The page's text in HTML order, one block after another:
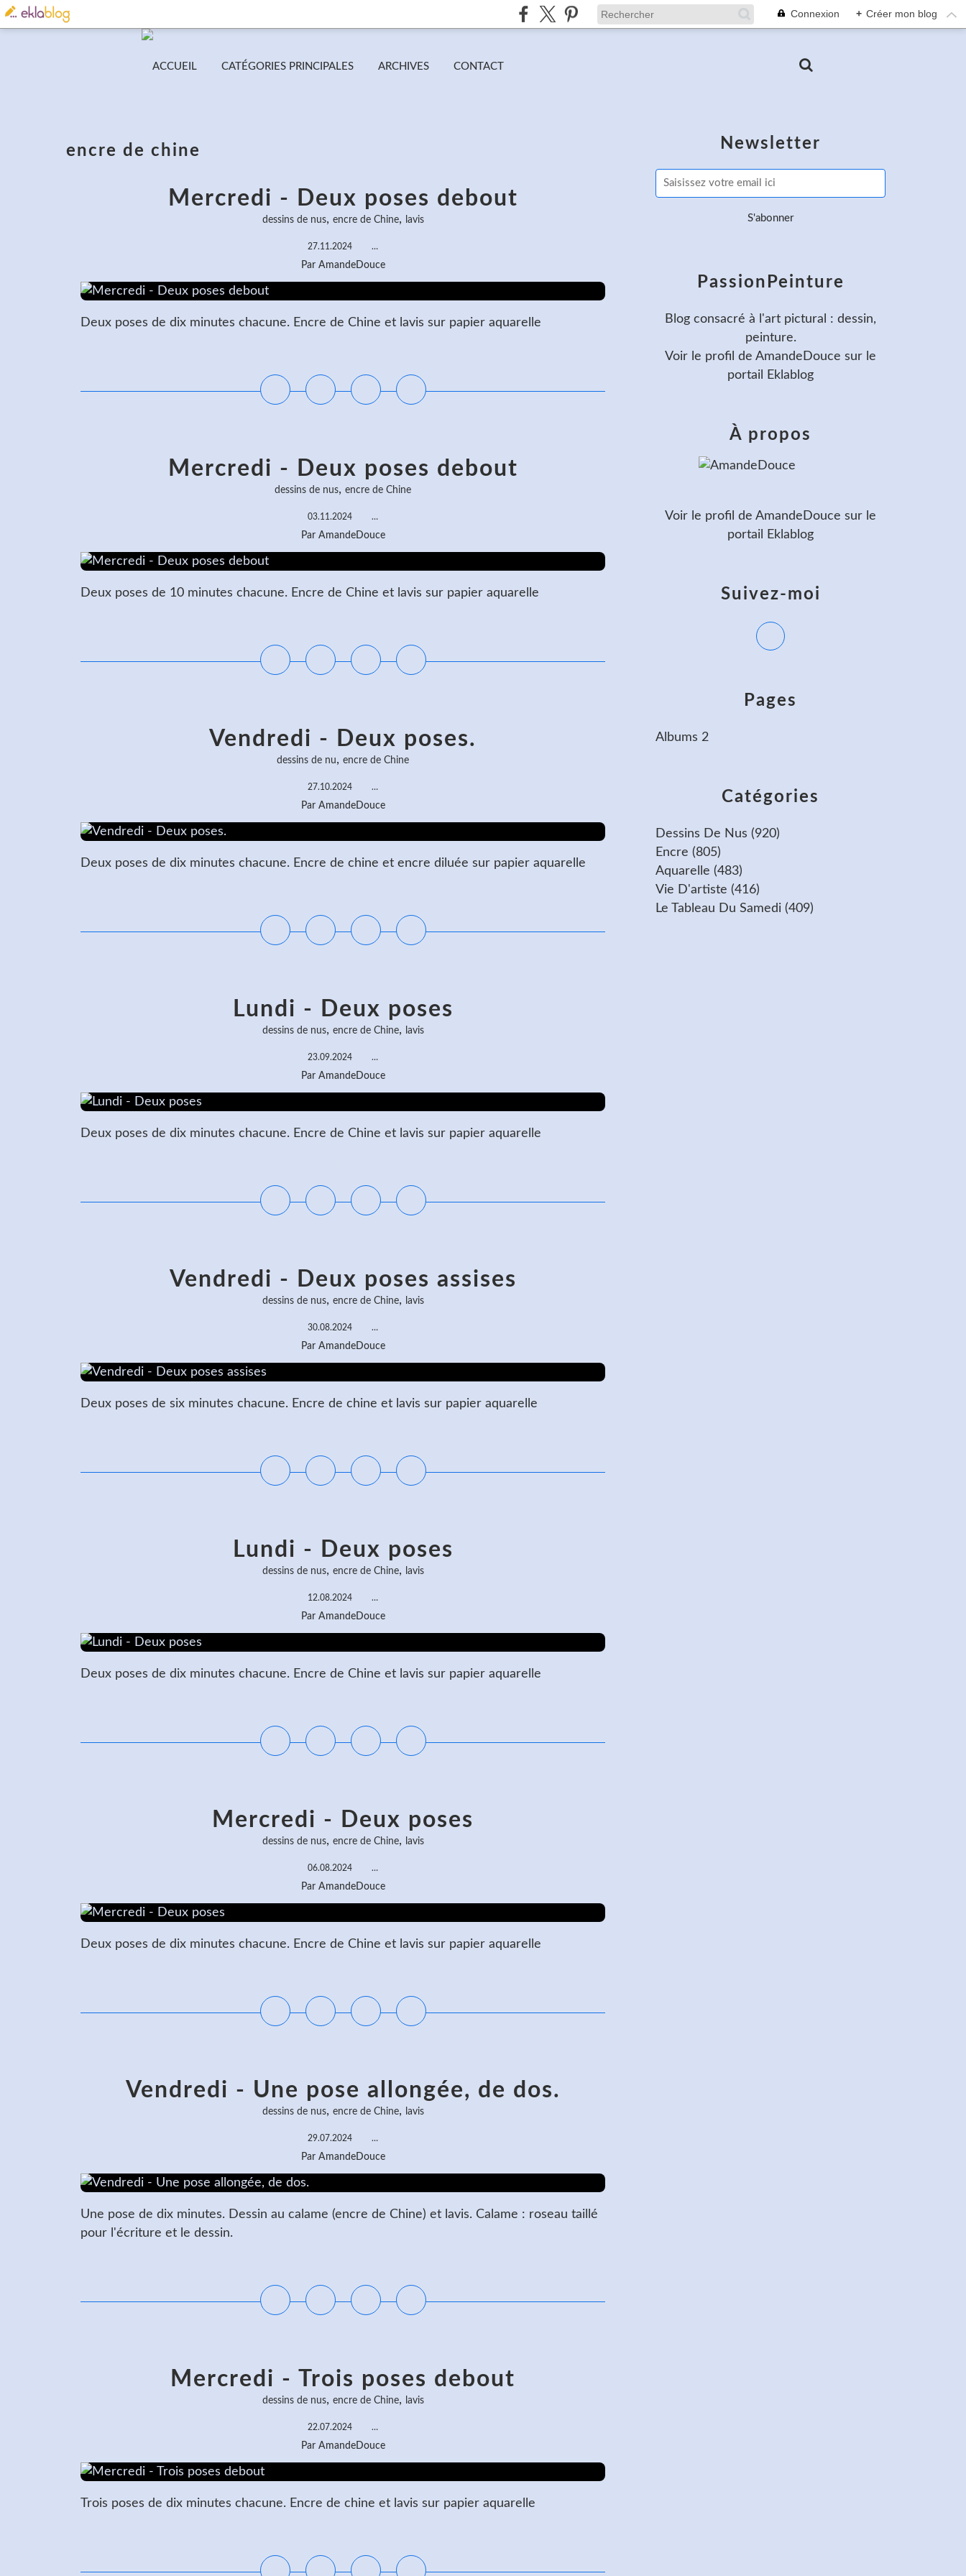
Connexion + Créer mon blog
ACCUEIL CATÉGORIES PRINCIPALES ARCHIVES CONTACT
encre de chine
Mercredi - Deux poses debout
dessins de nus, encre de Chine, lavis
27.11.2024 …
Par AmandeDouce
Deux poses de dix minutes chacune. Encre de Chine et lavis sur papier aquarelle
Mercredi - Deux poses debout
dessins de nus, encre de Chine
03.11.2024 …
Par AmandeDouce
Deux poses de 10 minutes chacune. Encre de Chine et lavis sur papier aquarelle
Vendredi - Deux poses.
dessins de nu, encre de Chine
27.10.2024 …
Par AmandeDouce
Deux poses de dix minutes chacune. Encre de chine et encre diluée sur papier aquarelle
Lundi - Deux poses
dessins de nus, encre de Chine, lavis
23.09.2024 …
Par AmandeDouce
Deux poses de dix minutes chacune. Encre de Chine et lavis sur papier aquarelle
Vendredi - Deux poses assises
dessins de nus, encre de Chine, lavis
30.08.2024 …
Par AmandeDouce
Deux poses de six minutes chacune. Encre de chine et lavis sur papier aquarelle
Lundi - Deux poses
dessins de nus, encre de Chine, lavis
12.08.2024 …
Par AmandeDouce
Deux poses de dix minutes chacune. Encre de Chine et lavis sur papier aquarelle
Mercredi - Deux poses
dessins de nus, encre de Chine, lavis
06.08.2024 …
Par AmandeDouce
Deux poses de dix minutes chacune. Encre de Chine et lavis sur papier aquarelle
Vendredi - Une pose allongée, de dos.
dessins de nus, encre de Chine, lavis
29.07.2024 …
Par AmandeDouce
Une pose de dix minutes. Dessin au calame (encre de Chine) et lavis. Calame : roseau taillé
pour l'écriture et le dessin.
Mercredi - Trois poses debout
dessins de nus, encre de Chine, lavis
22.07.2024 …
Par AmandeDouce
Trois poses de dix minutes chacune. Encre de chine et lavis sur papier aquarelle
Newsletter
Catégories
Dessins De Nus (920)
Encre (805)
Aquarelle (483)
Vie D'artiste (416)
Le Tableau Du Samedi (409)
Pages
Albums 2
PassionPeinture
Blog consacré à l'art pictural : dessin,
peinture.
Voir le profil de AmandeDouce sur le
portail Eklablog
Suivez-moi
À propos
Voir le profil de AmandeDouce sur le
portail Eklablog